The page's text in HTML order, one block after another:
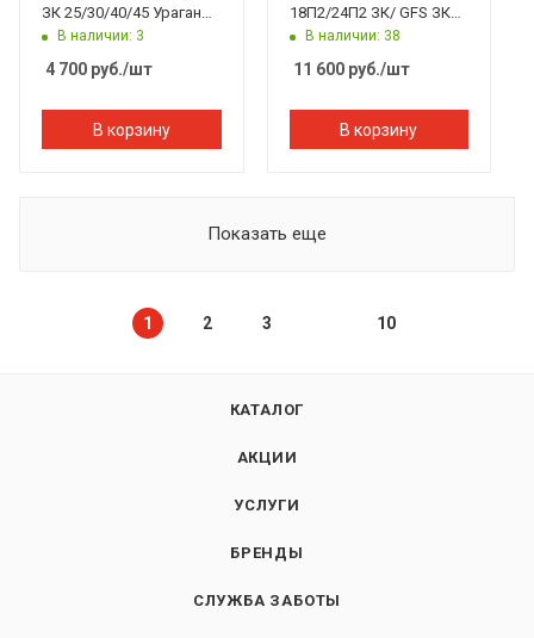
ЗК 25/30/40/45 Ураган
(верхний подвод)
В наличии: 3
4 700 руб./шт
В корзину
18П2/24П2 ЗК/ GFS ЗК
18П2/ Искандер
18П2/25П2
В наличии: 38
11 600руб./шт
В корзину
Показать еще
1 2 3 10
КАТАЛОГ
АКЦИИ
УСЛУГИ
БРЕНДЫ
СЛУЖБА ЗАБОТЫ